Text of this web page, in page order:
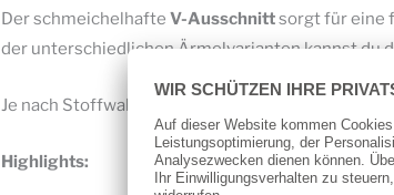
Der schmeichelhafte V-Ausschnittsorgt für eine
der unterschiedlichen Ärmelvarianten kannst du
Je nach Stoffwahl entsteht ein lockeres
Highlights: